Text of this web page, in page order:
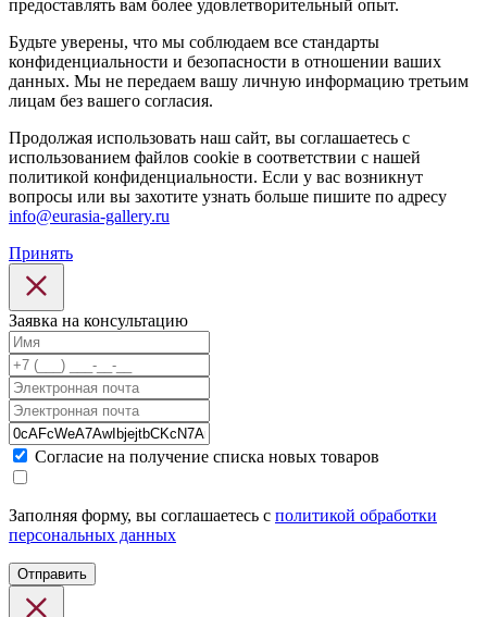
предоставлять вам более удовлетворительный опыт.
Будьте уверены, что мы соблюдаем все стандарты
конфиденциальности и безопасности в отношении ваших
данных. Мы не передаем вашу личную информацию третьим
лицам без вашего согласия.
Продолжая использовать наш сайт, вы соглашаетесь с
использованием файлов cookie в соответствии с нашей
политикой конфиденциальности. Если у вас возникнут
вопросы или вы захотите узнать больше пишите по адресу
info@eurasia-gallery.ru
Принять
Заявка на консультацию
Cогласие на получение списка новых товаров
Заполняя форму, вы соглашаетесь с политикой обработки
персональных данных
Отправить